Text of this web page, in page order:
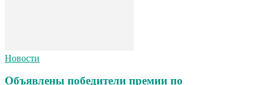
Новости
Объявлены победители премии по